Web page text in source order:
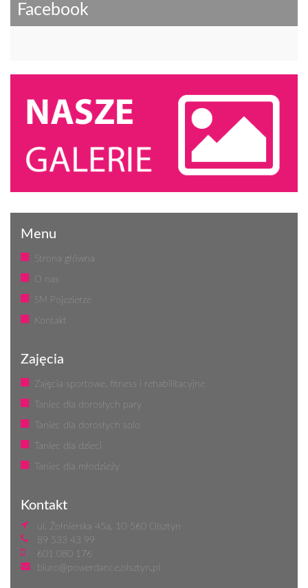
Facebook
Menu
Strona główna
O nas
SM Pojezierze
Kontakt
Zajęcia
Zajęcia sportowe, fitness i rehabilitacyjne
Taniec dla dorosłych pary
Taniec dla dorosłych solo
Taniec dla dzieci
Taniec dla młodzieży
Kontakt
ul. Żołnierska 45a, 10-560 Olsztyn
89 533 43 99
601 080 176
biuro@powerdance.olsztyn.pl